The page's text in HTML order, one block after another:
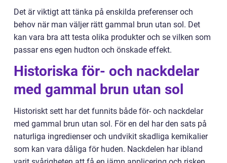
Det är viktigt att tänka på enskilda preferenser och
behov när man väljer rätt gammal brun utan sol. Det
kan vara bra att testa olika produkter och se vilken som
passar ens egen hudton och önskade effekt.
Historiska för- och nackdelar
med gammal brun utan sol
Historiskt sett har det funnits både för- och nackdelar
med gammal brun utan sol. För en del har den sats på
naturliga ingredienser och undvikit skadliga kemikalier
som kan vara dåliga för huden. Nackdelen har ibland